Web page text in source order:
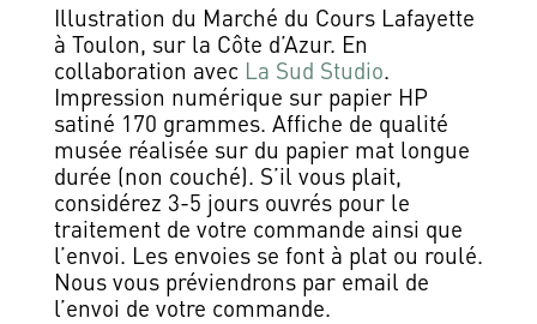
Illustration du Marché du Cours Lafayette
à Toulon, sur la Côte d’Azur. En
collaboration avec La Sud Studio.
Impression numérique sur papier HP
satiné 170 grammes. Affiche de qualité
musée réalisée sur du papier mat longue
durée (non couché). S’il vous plait,
considérez 3-5 jours ouvrés pour le
traitement de votre commande ainsi que
l’envoi. Les envoies se font à plat ou roulé.
Nous vous préviendrons par email de
l’envoi de votre commande.